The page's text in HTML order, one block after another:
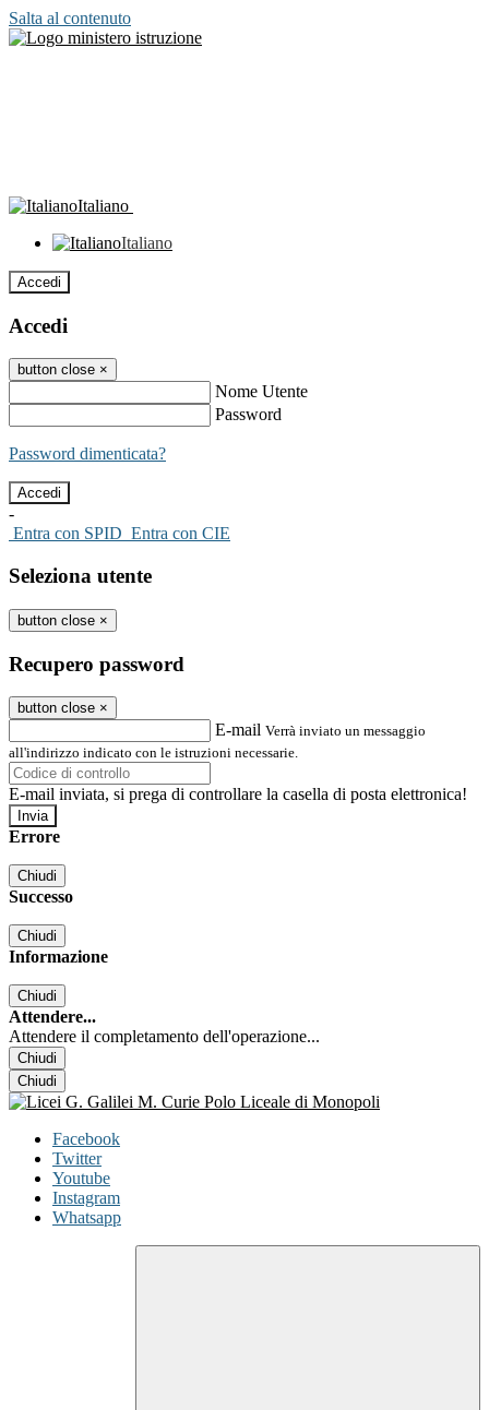
Salta al contenuto
Italiano
Italiano
Accedi
Accedi
button close ×
Nome Utente
Password
Password dimenticata?
-
Entra con SPID Entra con CIE
Seleziona utente
button close ×
Recupero password
button close ×
E-mail Verrà inviato un messaggio
all'indirizzo indicato con le istruzioni necessarie.
E-mail inviata, si prega di controllare la casella di posta elettronica!
Errore
Chiudi
Successo
Chiudi
Informazione
Chiudi
Attendere...
Attendere il completamento dell'operazione...
Chiudi
Chiudi
Facebook
Twitter
Youtube
Instagram
Whatsapp